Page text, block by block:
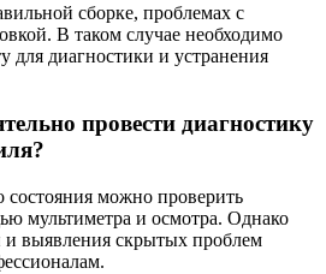
сборке, проблемах с
В таком случае необходимо
для диагностики и устранения
провести диагностику
состояния можно проверить
мультиметра и осмотра. Однако
и выявления скрытых проблем